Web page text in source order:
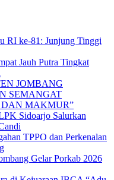
RI ke-81: Junjung Tinggi
Jauh Putra Tingkat
JOMBANG
SEMANGAT
MAKMUR”
Sidoarjo Salurkan
TPPO dan Perkenalan
Gelar Porkab 2026